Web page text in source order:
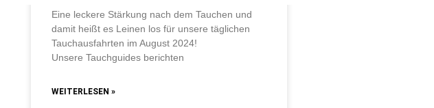
Eine leckere Stärkung nach dem Tauchen und
damit heißt es Leinen los für unsere täglichen
Tauchausfahrten im August 2024!
Unsere Tauchguides berichten
WEITERLESEN »